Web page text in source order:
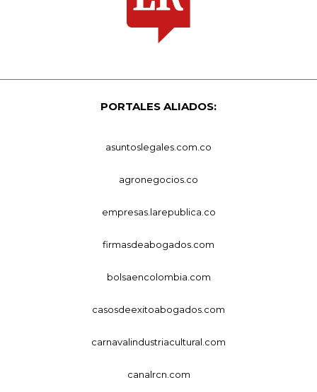
PORTALES ALIADOS:
asuntoslegales.com.co
agronegocios.co
empresas.larepublica.co
firmasdeabogados.com
bolsaencolombia.com
casosdeexitoabogados.com
carnavalindustriacultural.com
canalrcn.com